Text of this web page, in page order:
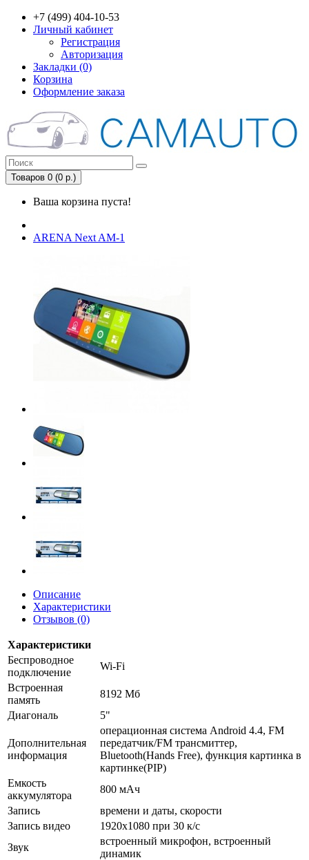
+7 (499) 404-10-53
Личный кабинет
Регистрация
Авторизация
Закладки (0)
Корзина
Оформление заказа
Товаров 0 (0 р.)
Ваша корзина пуста!
ARENA Next AM-1
Описание
Характеристики
Отзывов (0)
Характеристики
Беспроводное
подключение
Wi-Fi
Встроенная
память
8192 Мб
Диагональ
5"
Дополнительная
информация
операционная система Android 4.4, FM
передатчик/FM трансмиттер,
Bluetooth(Hands Free), функция картинка в
картинке(PIP)
Емкость
аккумулятора
800 мАч
Запись
времени и даты, скорости
Запись видео
1920x1080 при 30 к/с
Звук
встроенный микрофон, встроенный
динамик